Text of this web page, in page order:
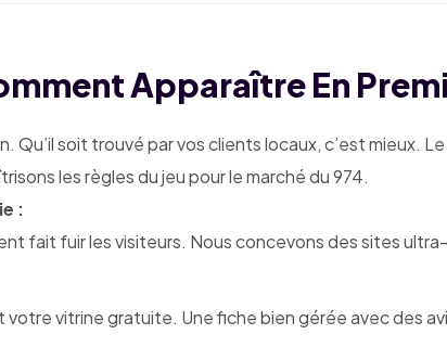
Apparaître En
Qu’il soit trouvé par vos clients locaux, c’est mieux.
les règles du jeu pour le marché du 974.
:
fait fuir les visiteurs. Nous concevons des sites
votre vitrine gratuite. Une fiche bien gérée avec des